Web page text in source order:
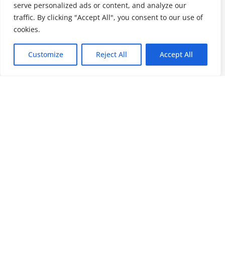
serve personalized ads or content, and analyze our
traffic. By clicking "Accept All", you consent to our use of
cookies.
Customize Reject All Accept All